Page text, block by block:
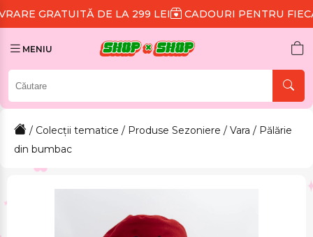
DE LA 299 LEI CADOURI PENTRU FIECARE
MENIU
/ Colecții tematice / Produse Sezoniere / Vara / Pălărie
din bumbac